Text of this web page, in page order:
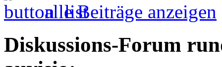
alle Beiträge anzeigen
Diskussions-Forum